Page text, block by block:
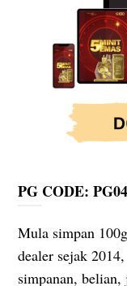
PG CODE:
Mula simpan
dealer sejak
simpanan, belian,